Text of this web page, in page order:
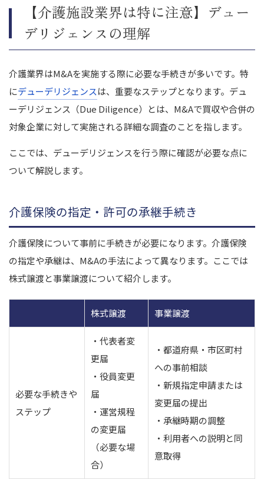
【介護施設業界は特に注意】デュー
デリジェンスの理解
介護業界はM&Aを実施する際に必要な手続きが多いです。特
にデューデリジェンスは、重要なステップとなります。デュ
ーデリジェンス（Due Diligence）とは、M&Aで買収や合併の
対象企業に対して実施される詳細な調査のことを指します。
ここでは、デューデリジェンスを行う際に確認が必要な点に
ついて解説します。
介護保険の指定・許可の承継手続き
介護保険について事前に手続きが必要になります。介護保険
の指定や承継は、M&Aの手法によって異なります。ここでは
株式譲渡と事業譲渡について紹介します。
株式譲渡 事業譲渡
必要な手続きや
ステップ
・代表者変
更届
・役員変更
届
・運営規程
の変更届
（必要な場
合）
・都道府県・市区町村
への事前相談
・新規指定申請または
変更届の提出
・承継時期の調整
・利用者への説明と同
意取得